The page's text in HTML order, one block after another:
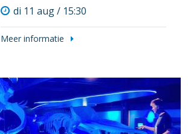
di 11 aug / 15:30
Meer informatie